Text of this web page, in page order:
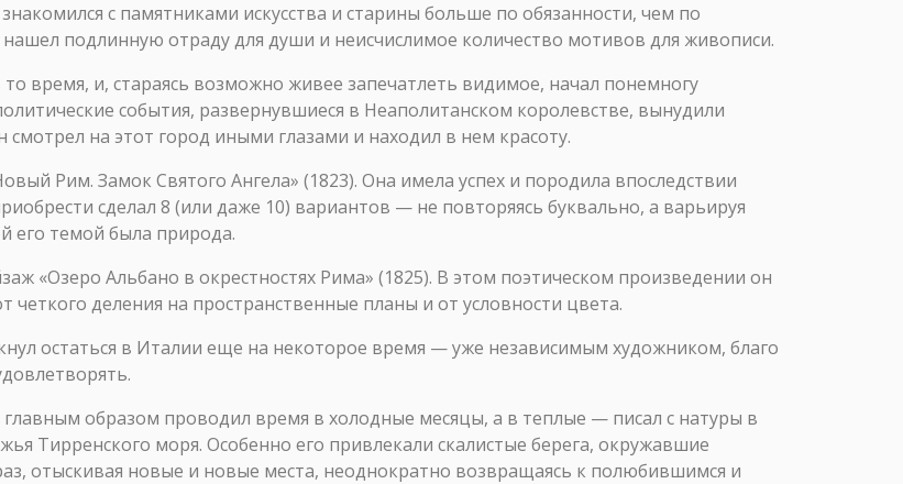
с памятниками искусства и старины больше по обязанности, чем по
подлинную отраду для души и неисчислимое количество мотивов для живописи.
время, и, стараясь возможно живее запечатлеть видимое, начал понемногу
события, развернувшиеся в Неаполитанском королевстве, вынудили
на этот город иными глазами и находил в нем красоту.
Рим. Замок Святого Ангела» (1823). Она имела успех и породила впоследствии
сделал 8 (или даже 10) вариантов — не повторяясь буквально, а варьируя
его темой была природа.
«Озеро Альбано в окрестностях Рима» (1825). В этом поэтическом произведении он
четкого деления на пространственные планы и от условности цвета.
остаться в Италии еще на некоторое время — уже независимым художником, благо
образом проводил время в холодные месяцы, а в теплые — писал с натуры в
Тирренского моря. Особенно его привлекали скалистые берега, окружавшие
отыскивая новые и новые места, неоднократно возвращаясь к полюбившимся и